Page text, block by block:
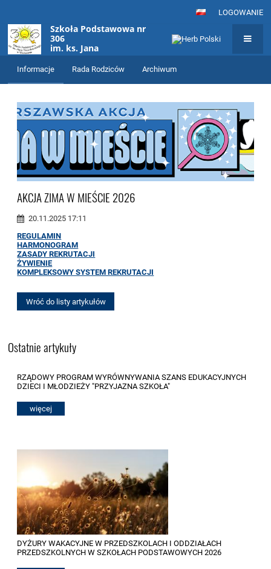
LOGOWANIE
Szkoła Podstawowa nr
306
im. ks. Jana
Twardowskiego
w Warszawie
Rodzice
Informacje Rada Rodziców Archiwum
AKCJA ZIMA W MIEŚCIE 2026
20.11.2025 17:11
REGULAMIN
HARMONOGRAM
ZASADY REKRUTACJI
ŻYWIENIE
KOMPLEKSOWY SYSTEM REKRUTACJI
Wróć do listy artykułów
Ostatnie artykuły
RZĄDOWY PROGRAM WYRÓWNYWANIA SZANS EDUKACYJNYCH
DZIECI I MŁODZIEŻY "PRZYJAZNA SZKOŁA"
więcej
DYŻURY WAKACYJNE W PRZEDSZKOLACH I ODDZIAŁACH
PRZEDSZKOLNYCH W SZKOŁACH PODSTAWOWYCH 2026